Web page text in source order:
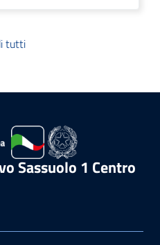
tutti
Sassuolo 1 Centro